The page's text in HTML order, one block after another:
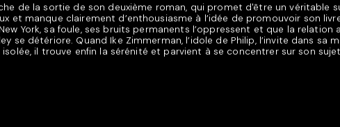
de la sortie de son deuxième roman, qui promet d'être un véritable
et manque clairement d’enthousiasme à l’idée de promouvoir son
York, sa foule, ses bruits permanents l’oppressent et que la relation
se détériore. Quand Ike Zimmerman, l’idole de Philip, l’invite dans sa
isolée, il trouve enfin la sérénité et parvient à se concentrer sur son